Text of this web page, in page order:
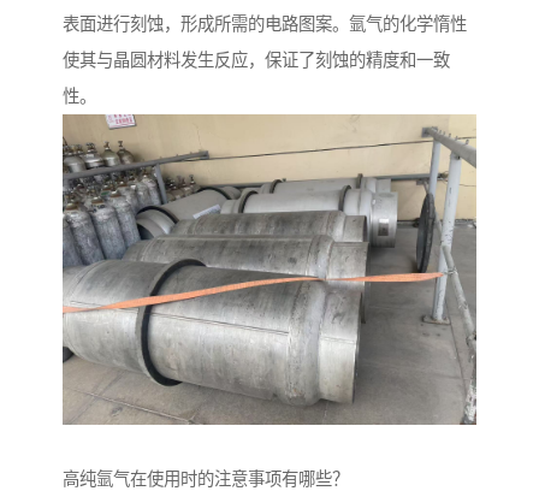
表面进行刻蚀，形成所需的电路图案。氩气的化学惰性
使其与晶圆材料发生反应，保证了刻蚀的精度和一致
性。
高纯氩气在使用时的注意事项有哪些？